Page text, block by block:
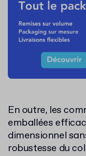
En outre, les
emballées
dimensionnel
robustesse du